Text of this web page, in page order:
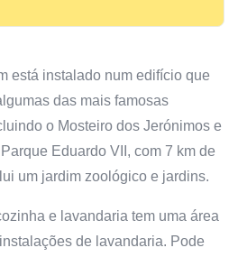
está instalado num edifício que
das mais famosas
o Mosteiro dos Jerónimos e
Eduardo VII, com 7 km de
um jardim zoológico e jardins.
e lavandaria tem uma área
de lavandaria. Pode